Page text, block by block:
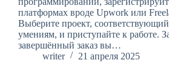
платформах вроде Upwork или
Выберите проект,
умениям, и приступайте к работе.
завершённый заказ вы…
writer
21 апреля 2025